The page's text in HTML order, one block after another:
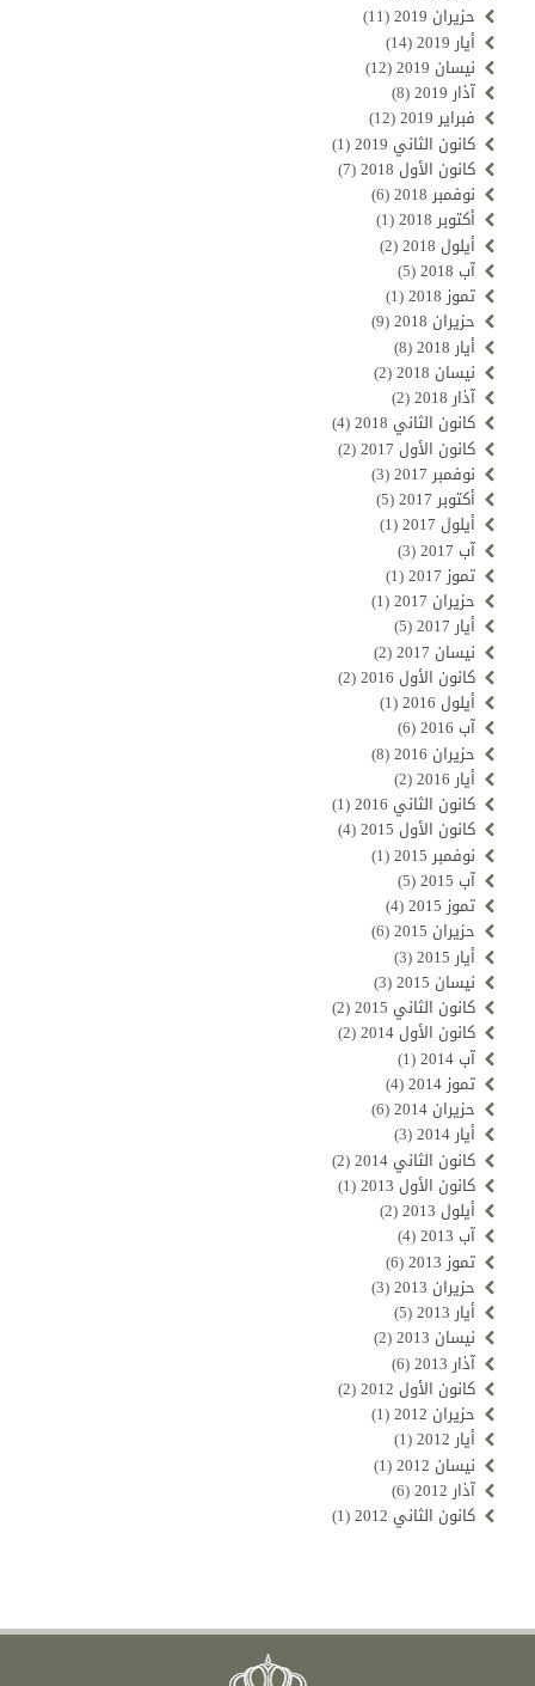
حزيران 2019
(11)
أيار 2019
(14)
نيسان 2019
(12)
آذار 2019
(8)
فبراير 2019
(12)
كانون الثاني 2019
(1)
كانون الأول 2018
(7)
نوفمبر 2018
(6)
أكتوبر 2018
(1)
أيلول 2018
(2)
آب 2018
(5)
تموز 2018
(1)
حزيران 2018
(9)
أيار 2018
(8)
نيسان 2018
(2)
آذار 2018
(2)
كانون الثاني 2018
(4)
كانون الأول 2017
(2)
نوفمبر 2017
(3)
أكتوبر 2017
(5)
أيلول 2017
(1)
آب 2017
(3)
تموز 2017
(1)
حزيران 2017
(1)
أيار 2017
(5)
نيسان 2017
(2)
كانون الأول 2016
(2)
أيلول 2016
(1)
آب 2016
(6)
حزيران 2016
(8)
أيار 2016
(2)
كانون الثاني 2016
(1)
كانون الأول 2015
(4)
نوفمبر 2015
(1)
آب 2015
(5)
تموز 2015
(4)
حزيران 2015
(6)
أيار 2015
(3)
نيسان 2015
(3)
كانون الثاني 2015
(2)
كانون الأول 2014
(2)
آب 2014
(1)
تموز 2014
(4)
حزيران 2014
(6)
أيار 2014
(3)
كانون الثاني 2014
(2)
كانون الأول 2013
(1)
أيلول 2013
(2)
آب 2013
(4)
تموز 2013
(6)
حزيران 2013
(3)
أيار 2013
(5)
نيسان 2013
(2)
آذار 2013
(6)
كانون الأول 2012
(2)
حزيران 2012
(1)
أيار 2012
(1)
نيسان 2012
(1)
آذار 2012
(6)
كانون الثاني 2012
(1)